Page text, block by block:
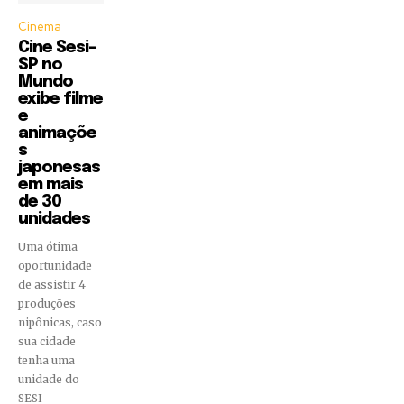
Cinema
Cine Sesi-
SP no
Mundo
exibe filme
e
animaçõe
s
japonesas
em mais
de 30
unidades
Uma ótima
oportunidade
de assistir 4
produções
nipônicas, caso
sua cidade
tenha uma
unidade do
SESI